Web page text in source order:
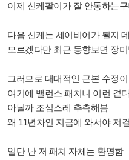
이제 신케팔이가 잘 안통하는
다음 신케는 세이비어가 될지
모르겠다만 최근 동향보면 장
그러므로 대대적인 근본 수정
여기에 밸런스 패치니 이런 곁
아닐까 조심스레 추측해봄
왜 11년차인 지금에 와서야 저
일단 난 저 패치 자체는 환영함